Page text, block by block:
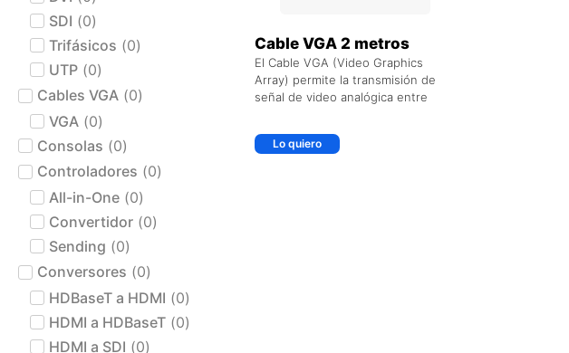
SDI (0)
Trifásicos (0)
UTP (0)
Cables VGA (0)
VGA (0)
Consolas (0)
Controladores (0)
All-in-One (0)
Convertidor (0)
Sending (0)
Conversores (0)
HDBaseT a HDMI (0)
HDMI a HDBaseT (0)
HDMI a SDI (0)
Cable VGA 2 metros
El Cable VGA (Video Graphics
Array) permite la transmisión de
señal de video analógica entre
Lo quiero